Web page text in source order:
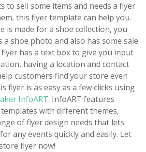
to sell some items and needs a flyer
this flyer template can help you.
is made for a shoe collection, you
a shoe photo and also has some sale
has a text box to give you input
having a location and contact
customers find your store even
flyer is as easy as a few clicks using
InfoART. InfoART features
with different themes,
of flyer design needs that lets
any events quickly and easily. Let
flyer now!